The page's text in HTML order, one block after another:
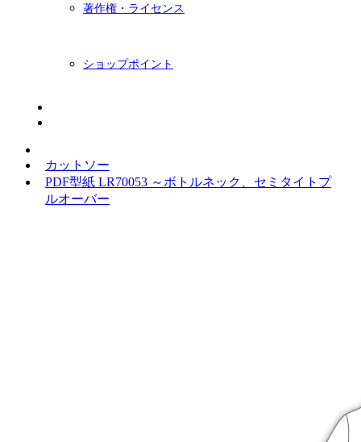
著作権・ライセンス
ショップポイント
カットソー
PDF型紙 LR70053 ～ボトルネック、セミタイトプ
ルオーバー